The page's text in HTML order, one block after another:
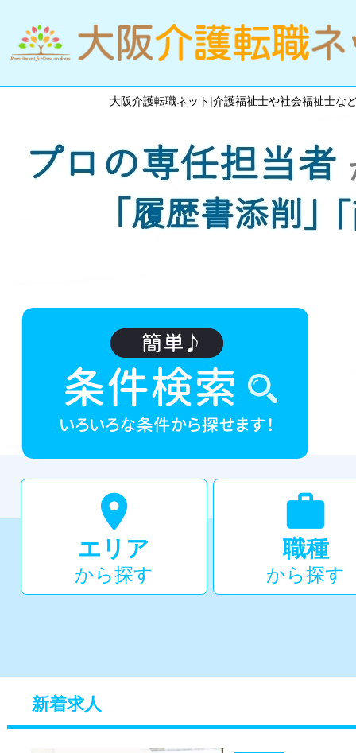
大阪介護転職ネット|介護福祉士や社会福祉士な

エリア
から探す

職種
から探す
新着求人